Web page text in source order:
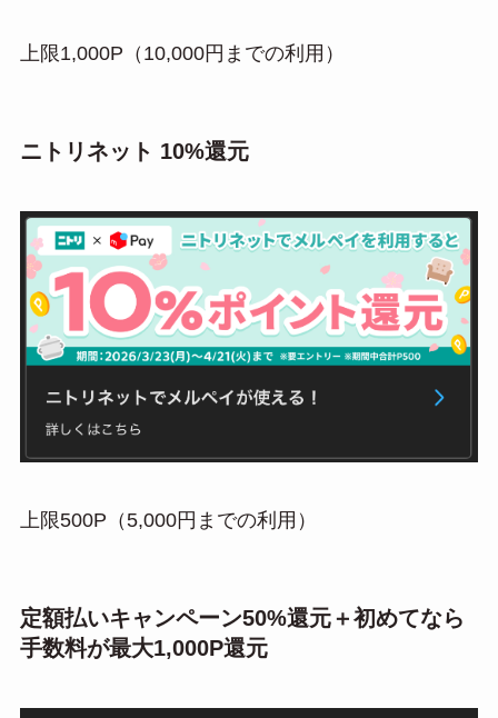
上限1,000P（10,000円までの利用）
ニトリネット 10%還元
上限500P（5,000円までの利用）
定額払いキャンペーン50%還元＋初めてなら
手数料が最大1,000P還元